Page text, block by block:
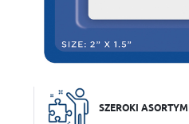
SZEROKI